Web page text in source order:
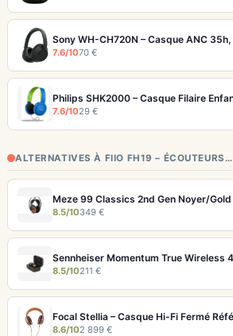
7.6/1070 €
7.6/1029 €
ALTERNATIVES À FIIO FH19 – ÉCOUTEURS…
8.5/10349 €
8.5/10211 €
8.6/102 899 €